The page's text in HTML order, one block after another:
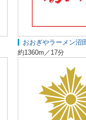
おおぎやラーメン沼
約1360m／17分